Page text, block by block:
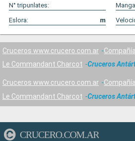
N° tripunlates:
Eslora:
m
Cruceros www.crucero.com.ar
Le Commandant Charcot
Cruceros
Cruceros www.crucero.com.ar
Le Commandant Charcot
Cruceros
CRUCERO.COM.AR